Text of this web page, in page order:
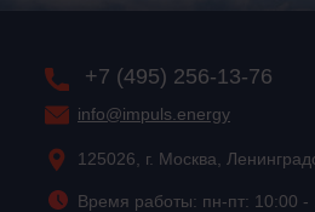
+7 (495) 256-13-76
info@impuls.energy
125026, г. Москва,
Время работы: пн-пт: 10:00 -